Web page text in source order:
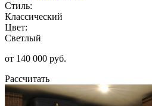
Стиль:
Классический
Цвет:
Светлый
от 140 000 руб.
Рассчитать